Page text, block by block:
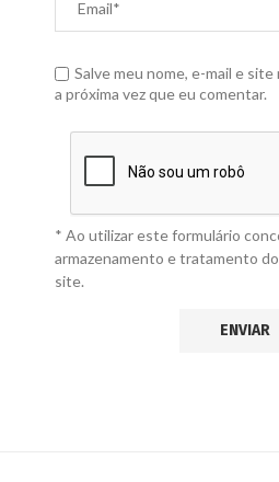
Salve meu nome, e-mail e
a próxima vez que eu comentar.
* Ao utilizar este formulário
armazenamento e tratamento
site.